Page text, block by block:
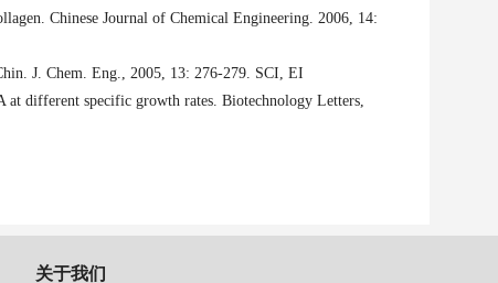
Chinese Journal of Chemical Engineering. 2006, 14:
J. Chem. Eng., 2005, 13: 276-279. SCI, EI
different specific growth rates. Biotechnology Letters,
关于我们